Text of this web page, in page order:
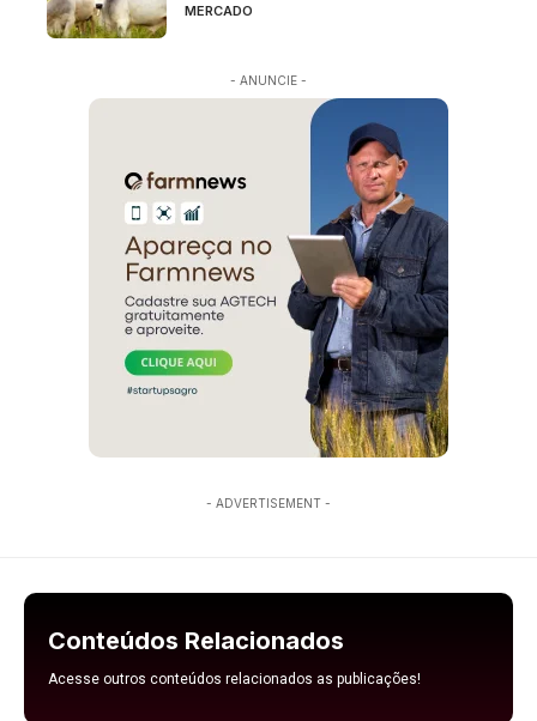
MERCADO
- ANUNCIE -
- ADVERTISEMENT -
Conteúdos Relacionados
Acesse outros conteúdos relacionados as publicações!